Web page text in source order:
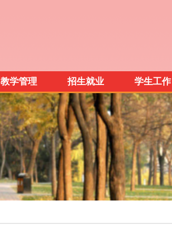
教学管理 招生就业 学生工作